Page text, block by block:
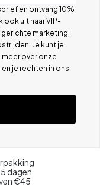
en ontvang 10%
uit naar VIP-
marketing,
Je kunt je
over onze
je rechten in ons
dagen
€45